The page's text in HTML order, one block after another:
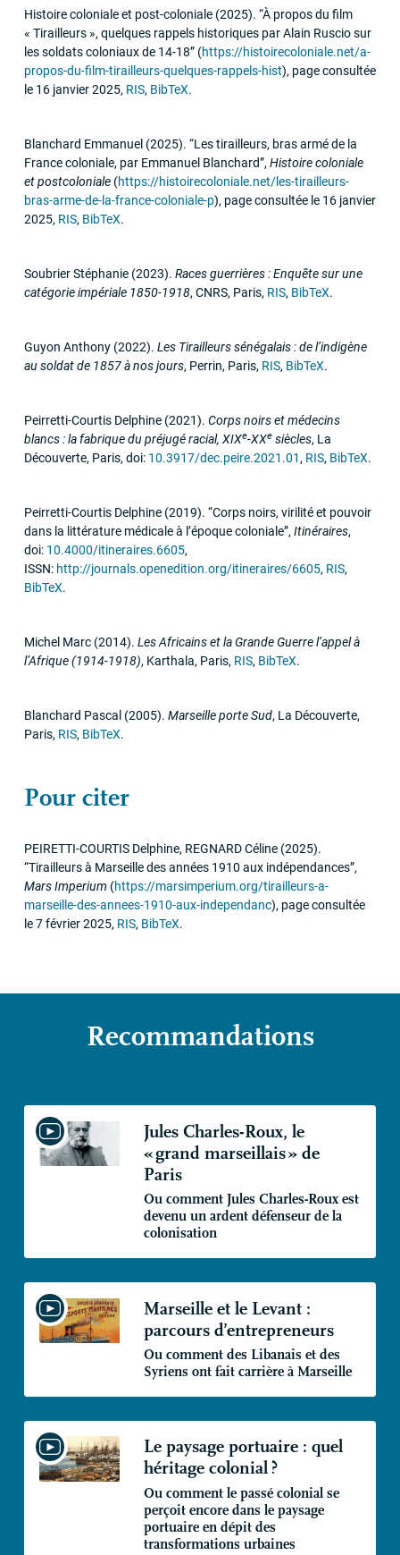
Histoire coloniale et post-coloniale (2025). “À propos du film
« Tirailleurs », quelques rappels historiques par Alain Ruscio sur
les soldats coloniaux de 14-18” (https://histoirecoloniale.net/a-
propos-du-film-tirailleurs-quelques-rappels-hist), page consultée
le 16 janvier 2025, RIS, BibTeX.
Blanchard Emmanuel (2025). “Les tirailleurs, bras armé de la
France coloniale, par Emmanuel Blanchard”, Histoire coloniale
et postcoloniale (https://histoirecoloniale.net/les-tirailleurs-
bras-arme-de-la-france-coloniale-p), page consultée le 16 janvier
2025, RIS, BibTeX.
Soubrier Stéphanie (2023). Races guerrières : Enquête sur une
catégorie impériale 1850-1918, CNRS, Paris, RIS, BibTeX.
Guyon Anthony (2022). Les Tirailleurs sénégalais : de l’indigène
au soldat de 1857 à nos jours, Perrin, Paris, RIS, BibTeX.
Peirretti-Courtis Delphine (2021). Corps noirs et médecins
blancs : la fabrique du préjugé racial, XIXe-XXesiècles, La
Découverte, Paris,doi: 10.3917/dec.peire.2021.01, RIS, BibTeX.
Peirretti-Courtis Delphine (2019). “Corps noirs, virilité et pouvoir
dans la littérature médicale à l’époque coloniale”,Itinéraires,
doi: 10.4000/itineraires.6605,
ISSN: http://journals.openedition.org/itineraires/6605, RIS,
BibTeX.
Michel Marc (2014). Les Africains et la Grande Guerre l’appel à
l’Afrique (1914-1918), Karthala, Paris, RIS, BibTeX.
Blanchard Pascal (2005). Marseille porte Sud, La Découverte,
Paris, RIS, BibTeX.
Pour citer
PEIRETTI-COURTISDelphine, REGNARDCéline (2025).
“Tirailleurs à Marseille des années 1910 aux indépendances”,
Mars Imperium (https://marsimperium.org/tirailleurs-a-
marseille-des-annees-1910-aux-independanc), page consultée
le 7 février 2025, RIS, BibTeX.
Recommandations
Jules Charles-Roux, le
«grand marseillais» de
Paris
Ou comment Jules Charles-Roux est
devenu un ardent défenseur de la
colonisation
Marseille et le Levant :
parcours d’entrepreneurs
Ou comment des Libanais et des
Syriens ont fait carrière à Marseille
Le paysage portuaire : quel
héritage colonial?
Ou comment le passé colonial se
perçoit encore dans le paysage
portuaire en dépit des
transformations urbaines